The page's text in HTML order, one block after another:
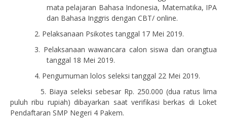
mata pelajaran Bahasa Indonesia, Matematika, IPA
dan Bahasa Inggris dengan CBT/ online.
2. Pelaksanaan Psikotes tanggal 17 Mei 2019.
3. Pelaksanaan wawancara calon siswa dan orangtua
tanggal 18 Mei 2019.
4. Pengumuman lolos seleksi tanggal 22 Mei 2019.
5. Biaya seleksi sebesar Rp. 250.000 (dua ratus lima
puluh ribu rupiah) dibayarkan saat verifikasi berkas di Loket
Pendaftaran SMP Negeri 4 Pakem.